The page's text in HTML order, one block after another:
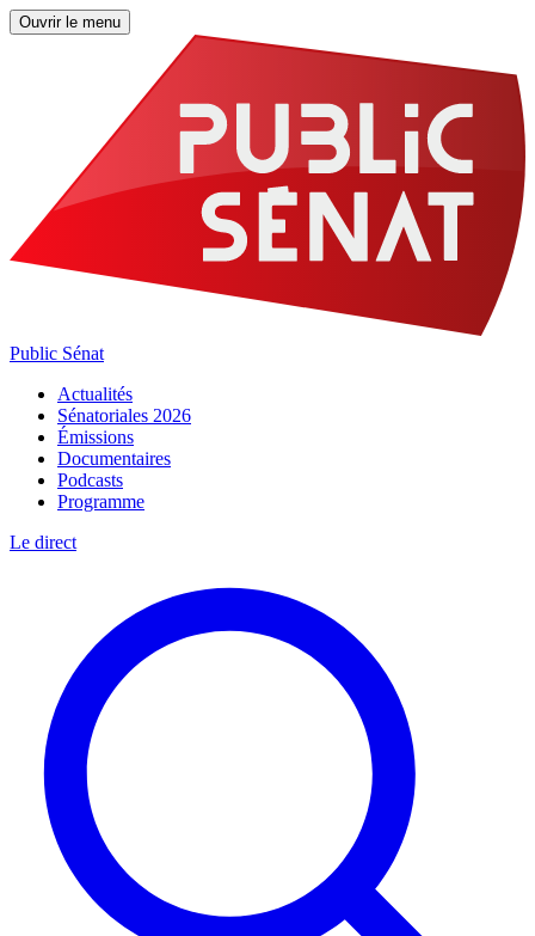
Ouvrir le menu
Public Sénat
Actualités
Sénatoriales 2026
Émissions
Documentaires
Podcasts
Programme
Le direct